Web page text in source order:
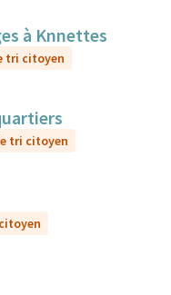
à Knnettes
tri citoyen
tri citoyen